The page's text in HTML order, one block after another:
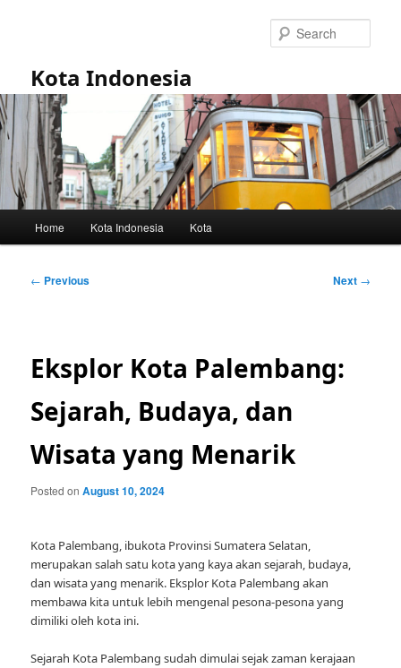
Kota Indonesia
Home Kota Indonesia Kota
Post
← Previous Next →
Eksplor Kota Palembang:
Sejarah, Budaya, dan
Wisata yang Menarik
Posted onAugust 10, 2024
Kota Palembang, ibukota Provinsi Sumatera Selatan,
merupakan salah satu kota yang kaya akan sejarah, budaya,
dan wisata yang menarik. Eksplor Kota Palembang akan
membawa kita untuk lebih mengenal pesona-pesona yang
dimiliki oleh kota ini.
Sejarah Kota Palembang sudah dimulai sejak zaman kerajaan